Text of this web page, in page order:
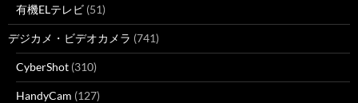
有機ELテレビ (51)
デジカメ・ビデオカメラ (741)
CyberShot (310)
HandyCam (127)